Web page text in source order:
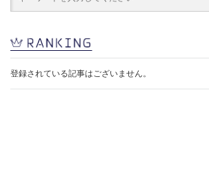
登録されている記事はございません。